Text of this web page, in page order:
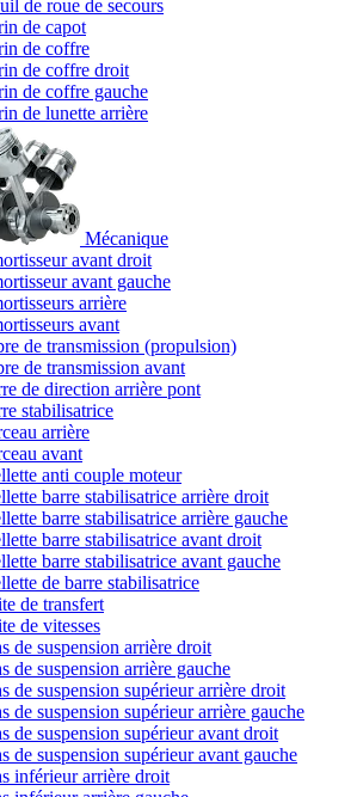
de roue de secours
de capot
de coffre
de coffre droit
de coffre gauche
de lunette arrière
Mécanique
avant droit
avant gauche
arrière
avant
de transmission (propulsion)
de transmission avant
de direction arrière pont
stabilisatrice
arrière
avant
anti couple moteur
barre stabilisatrice arrière droit
barre stabilisatrice arrière gauche
barre stabilisatrice avant droit
barre stabilisatrice avant gauche
de barre stabilisatrice
de transfert
de vitesses
de suspension arrière droit
de suspension arrière gauche
de suspension supérieur arrière droit
de suspension supérieur arrière gauche
de suspension supérieur avant droit
de suspension supérieur avant gauche
inférieur arrière droit